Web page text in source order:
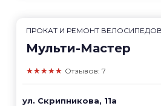
ПРОКАТ И РЕМОНТ ВЕЛОСИПЕДОВ
Мульти-Мастер
★★★★★ Отзывов: 7
ул. Скрипникова, 11а